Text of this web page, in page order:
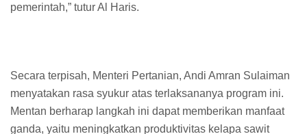
pemerintah,” tutur Al Haris.
Secara terpisah, Menteri Pertanian, Andi Amran Sulaiman
menyatakan rasa syukur atas terlaksananya program ini.
Mentan berharap langkah ini dapat memberikan manfaat
ganda, yaitu meningkatkan produktivitas kelapa sawit